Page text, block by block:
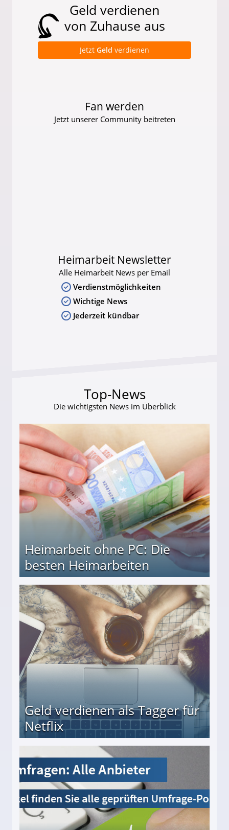
Geld verdienen
von Zuhause aus
Jetzt Geld verdienen
Fan werden
Jetzt unserer Community beitreten
Heimarbeit Newsletter
Alle Heimarbeit News per Email
Verdienstmöglichkeiten
Wichtige News
Jederzeit kündbar
Top-News
Die wichtigsten News im Überblick
Heimarbeit ohne PC: Die
besten Heimarbeiten
Geld verdienen als Tagger für
Netflix